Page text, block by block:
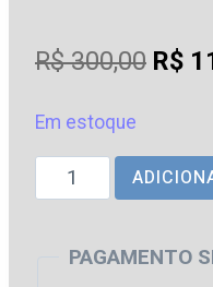
de 5, com
baseado
avaliações
R$300,00 O
era:
R$
Em estoque
Direito
Administrativo
Concursos
PAGAMENTO